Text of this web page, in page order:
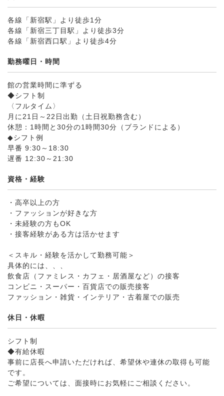
各線「新宿駅」より徒歩1分
各線「新宿三丁目駅」より徒歩3分
各線「新宿西口駅」より徒歩4分
勤務曜日・時間
館の営業時間に準ずる
◆シフト制
〈フルタイム〉
月に21日～22日出勤（土日祝勤務含む）
休憩：1時間と30分の1時間30分（ブランドによる）
◆シフト例
早番 9:30～18:30
遅番 12:30～21:30
資格・経験
・高卒以上の方
・ファッションが好きな方
・未経験の方もOK
・接客経験がある方は活かせます
＜スキル・経験を活かして勤務可能＞
具体的には、、、
飲食店（ファミレス・カフェ・居酒屋など）の接客
コンビニ・スーパー・百貨店での販売接客
ファッション・雑貨・インテリア・古着屋での販売
休日・休暇
シフト制
◆有給休暇
事前に店長へ申請いただければ、希望休や連休の取得も可能
です。
ご希望については、面接時にお気軽にご相談ください。